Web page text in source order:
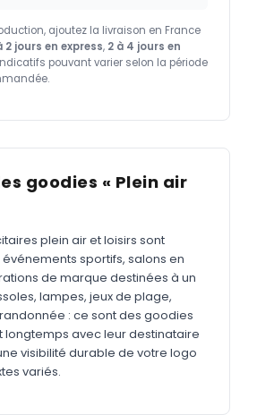
ajoutez la livraison en France
2 jours en express, 2 à 4 jours en
pouvant varier selon la période
goodies « Plein air
plein air et loisirs sont
sportifs, salons en
de marque destinées à un
lampes, jeux de plage,
: ce sont des goodies
longtemps avec leur destinataire
visibilité durable de votre logo
variés.